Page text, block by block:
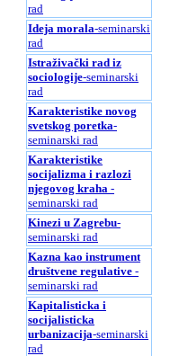
rad
Ideja morala-seminarski
rad
Istraživački rad iz
sociologije-seminarski
rad
Karakteristike novog
svetskog poretka-
seminarski rad
Karakteristike
socijalizma i razlozi
njegovog kraha -
seminarski rad
Kinezi u Zagrebu-
seminarski rad
Kazna kao instrument
društvene regulative -
seminarski rad
Kapitalisticka i
socijalisticka
urbanizacija-seminarski
rad